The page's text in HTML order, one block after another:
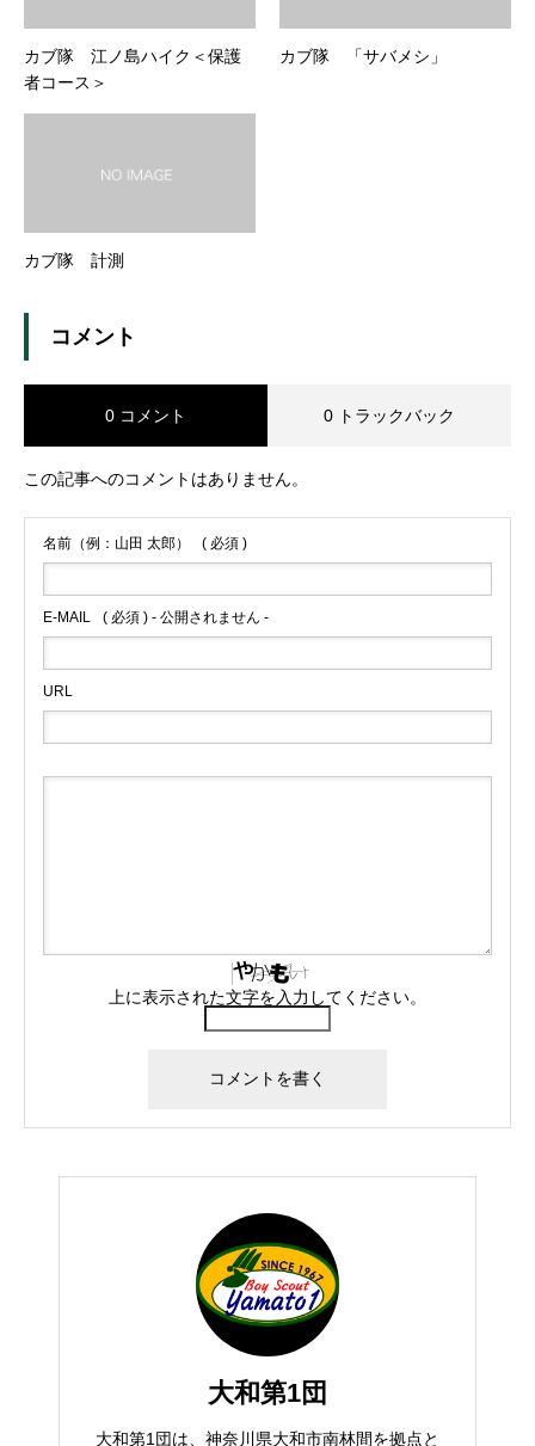
カブ隊 江ノ島ハイク＜保護
者コース＞
カブ隊 「サバメシ」
カブ隊 計測
コメント
0 コメント 0 トラックバック
この記事へのコメントはありません。
名前（例：山田 太郎） ( 必須 )
E-MAIL ( 必須 ) - 公開されません -
URL
上に表示された文字を入力してください。
大和第1団
大和第1団は、神奈川県大和市南林間を拠点と